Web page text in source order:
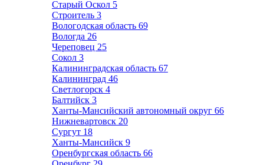
Старый Оскол 5
Строитель 3
Вологодская область 69
Вологда 26
Череповец 25
Сокол 3
Калининградская область 67
Калининград 46
Светлогорск 4
Балтийск 3
Ханты-Мансийский автономный округ 66
Нижневартовск 20
Сургут 18
Ханты-Мансийск 9
Оренбургская область 66